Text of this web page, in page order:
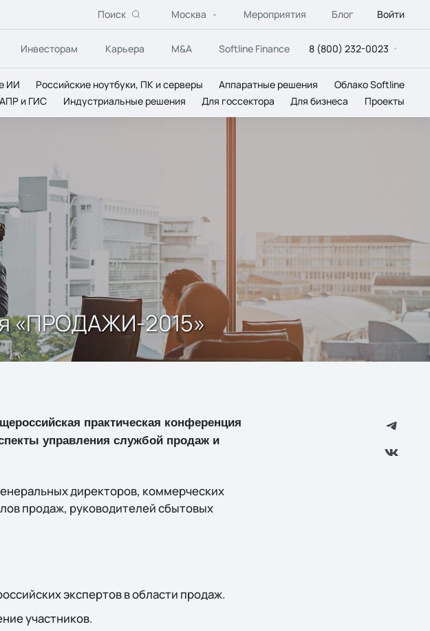
Поиск Москва Мероприятия Блог Войти
Инвесторам Карьера M&A Softline Finance 8 (800) 232-0023
ИИ Российские ноутбуки, ПК и серверы Аппаратные решения
Облако Softline
и ГИС
Индустриальные решения Для госсектора Для бизнеса Проекты
«ПРОДАЖИ-2015»
практическая конференция
управления службой продаж и
директоров, коммерческих
продаж, руководителей сбытовых
экспертов в области продаж.
участников.